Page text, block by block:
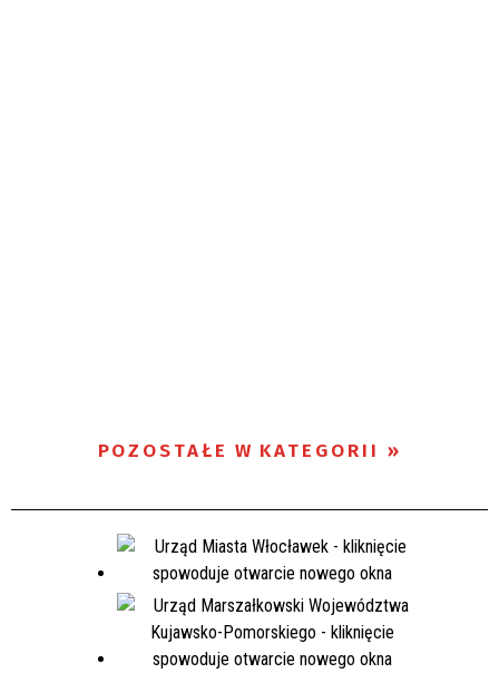
POZOSTAŁE W KATEGORII